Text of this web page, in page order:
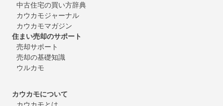
中古住宅の買い方辞典
カウカモジャーナル
カウカモマガジン
住まい売却のサポート
売却サポート
売却の基礎知識
ウルカモ
カウカモについて
カウカモとは